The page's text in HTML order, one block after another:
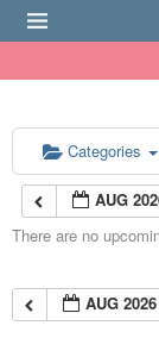
Categories
AUG
There are no
AUG 2026